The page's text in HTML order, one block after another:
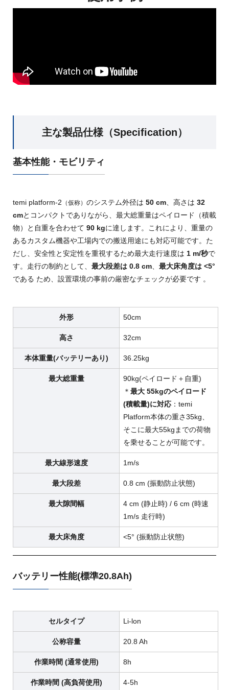
主な製品仕様（Specification）
基本性能・モビリティ
temi platform-2 （仮称） のシステム外径は 50 cm 、高さは 32
cmとコンパクトでありながら、最大総重量はペイロード（積載
物）と自重を合わせて 90 kgに達します。これにより、重量の
あるカスタム機器や工場内での搬送用途にも対応可能です。た
だし、安全性と安定性を重視するため最大走行速度は 1 m/秒で
す。走行の制約として、 最大段差は 0.8 cm 最大床角度は <5°
である ため、設置環境の事前の厳密なチェックが必要です 。
外形 50cm
高さ 32cm
本体重量(バッテリーあり) 36.25kg
最大総重量
90kg(ペイロード＋自重)
＊ 最大 55kgのペイロード
(積載量)に対応 ：temi
Platform本体の重さ35kg、
そこに最大55kgまでの荷物
を乗せることが可能です。
最大線形速度 1m/s
最大段差 0.8 cm (振動防止状態)
最大隙間幅
4 cm (静止時) / 6 cm (時速
1m/s 走行時)
最大床角度 <5° (振動防止状態)
バッテリー性能(標準20.8Ah)
セルタイプ Li-lon
公称容量 20.8 Ah
作業時間 (通常使用) 8h
作業時間 (高負荷使用) 4-5h